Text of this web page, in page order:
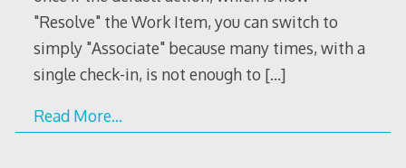
"Resolve" the Work Item, you can switch to
simply "Associate" because many times, with a
single check-in, is not enough to […]
Read More…